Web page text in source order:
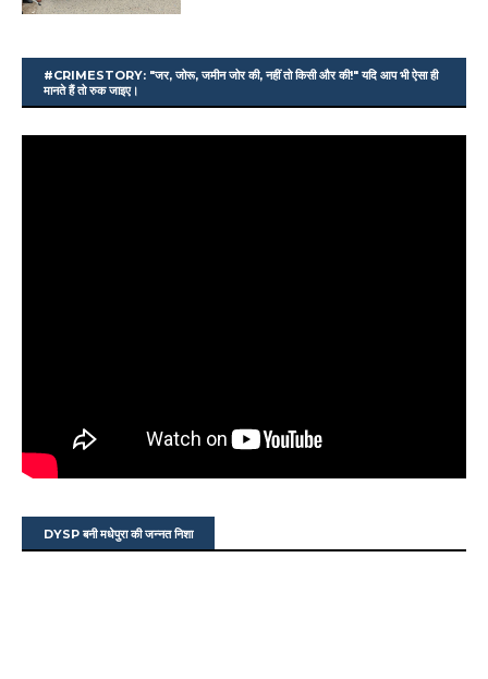
#CRIMESTORY: "जर, जोरू, जमीन जोर की, नहीं तो किसी और की!" यदि आप भी ऐसा ही
मानते हैं तो रुक जाइए।
DYSP बनी मधेपुरा की जन्नत निशा